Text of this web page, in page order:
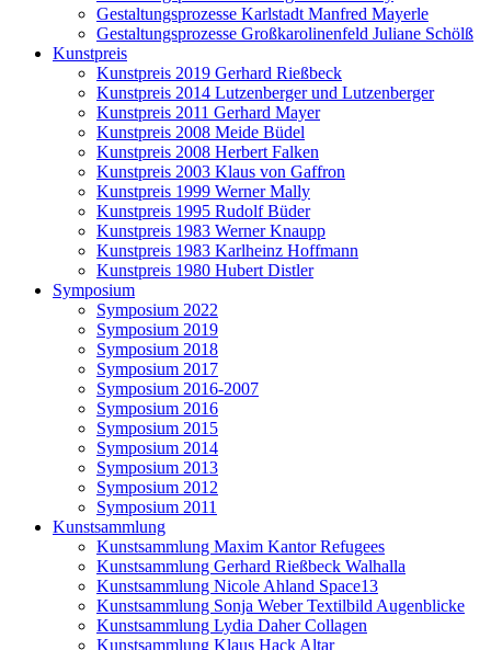
Gestaltungsprozesse Karlstadt Manfred Mayerle
Gestaltungsprozesse Großkarolinenfeld Juliane Schölß
Kunstpreis
Kunstpreis 2019 Gerhard Rießbeck
Kunstpreis 2014 Lutzenberger und Lutzenberger
Kunstpreis 2011 Gerhard Mayer
Kunstpreis 2008 Meide Büdel
Kunstpreis 2008 Herbert Falken
Kunstpreis 2003 Klaus von Gaffron
Kunstpreis 1999 Werner Mally
Kunstpreis 1995 Rudolf Büder
Kunstpreis 1983 Werner Knaupp
Kunstpreis 1983 Karlheinz Hoffmann
Kunstpreis 1980 Hubert Distler
Symposium
Symposium 2022
Symposium 2019
Symposium 2018
Symposium 2017
Symposium 2016-2007
Symposium 2016
Symposium 2015
Symposium 2014
Symposium 2013
Symposium 2012
Symposium 2011
Kunstsammlung
Kunstsammlung Maxim Kantor Refugees
Kunstsammlung Gerhard Rießbeck Walhalla
Kunstsammlung Nicole Ahland Space13
Kunstsammlung Sonja Weber Textilbild Augenblicke
Kunstsammlung Lydia Daher Collagen
Kunstsammlung Klaus Hack Altar